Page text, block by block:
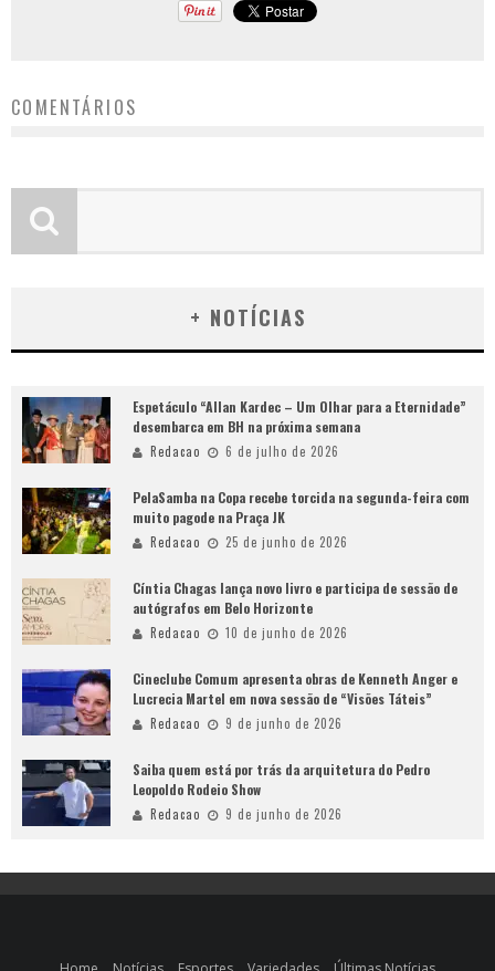
COMENTÁRIOS
+ NOTÍCIAS
Espetáculo “Allan Kardec – Um Olhar para a Eternidade”
desembarca em BH na próxima semana
Redacao 6 de julho de 2026
PelaSamba na Copa recebe torcida na segunda-feira com
muito pagode na Praça JK
Redacao 25 de junho de 2026
Cíntia Chagas lança novo livro e participa de sessão de
autógrafos em Belo Horizonte
Redacao 10 de junho de 2026
Cineclube Comum apresenta obras de Kenneth Anger e
Lucrecia Martel em nova sessão de “Visões Táteis”
Redacao 9 de junho de 2026
Saiba quem está por trás da arquitetura do Pedro
Leopoldo Rodeio Show
Redacao 9 de junho de 2026